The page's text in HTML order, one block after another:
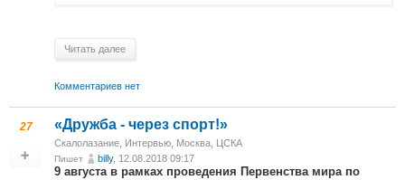
Читать далее
Комментариев нет
27 «Дружба - через спорт!»
Скалолазание, Интервью, Москва, ЦСКА
Пишет billy, 12.08.2018 09:17
9 августа в рамках проведения Первенства мира по